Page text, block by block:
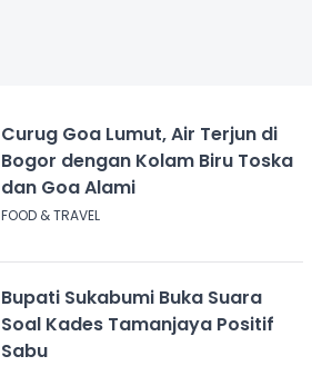
Curug Goa Lumut, Air Terjun di
Bogor dengan Kolam Biru Toska
dan Goa Alami
FOOD & TRAVEL
Bupati Sukabumi Buka Suara
Soal Kades Tamanjaya Positif
Sabu